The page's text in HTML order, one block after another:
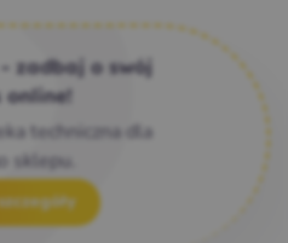
- zadbaj o swój
online!
techniczna dla
sklepu.